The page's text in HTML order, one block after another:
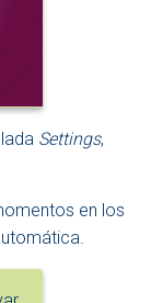
Settings,
en los